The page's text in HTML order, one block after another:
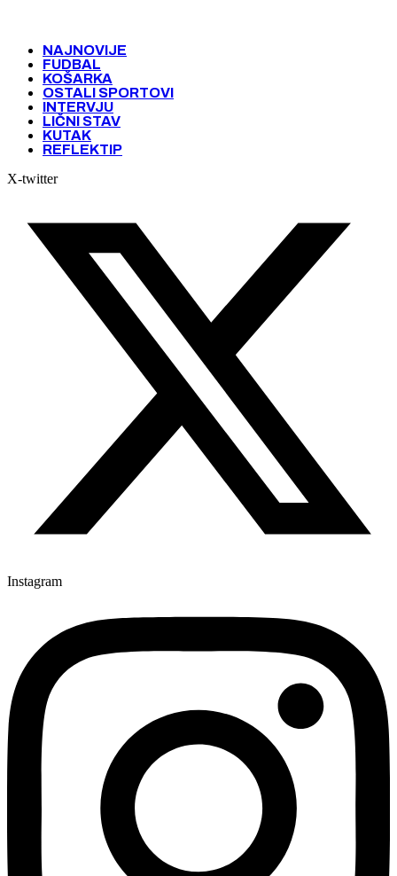
NAJNOVIJE
FUDBAL
KOŠARKA
OSTALI SPORTOVI
INTERVJU
LIČNI STAV
KUTAK
REFLEKTIP
X-twitter
Instagram